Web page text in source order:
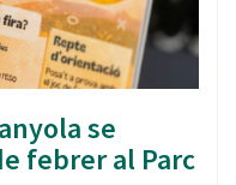
se
febrer al Parc